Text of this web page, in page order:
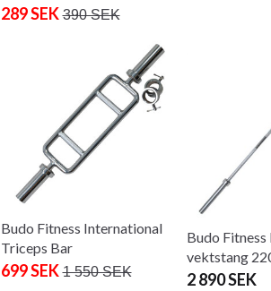
289 SEK 390 SEK
Budo Fitness International
Triceps Bar
699 SEK 1 550 SEK
Budo
vektstang
2 890 SEK